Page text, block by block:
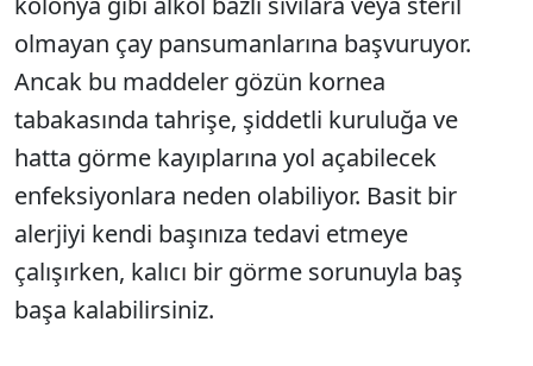
olmayan çay pansumanlarına başvuruyor.
Ancak bu maddeler gözün kornea
tabakasında tahrişe, şiddetli kuruluğa ve
hatta görme kayıplarına yol açabilecek
enfeksiyonlara neden olabiliyor. Basit bir
alerjiyi kendi başınıza tedavi etmeye
çalışırken, kalıcı bir görme sorunuyla baş
başa kalabilirsiniz.